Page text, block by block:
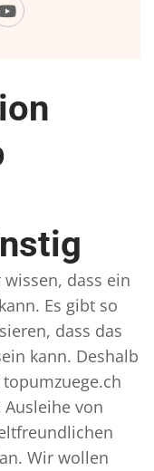
dass ein
Es gibt so
dass das
kann. Deshalb
von
Wir wollen